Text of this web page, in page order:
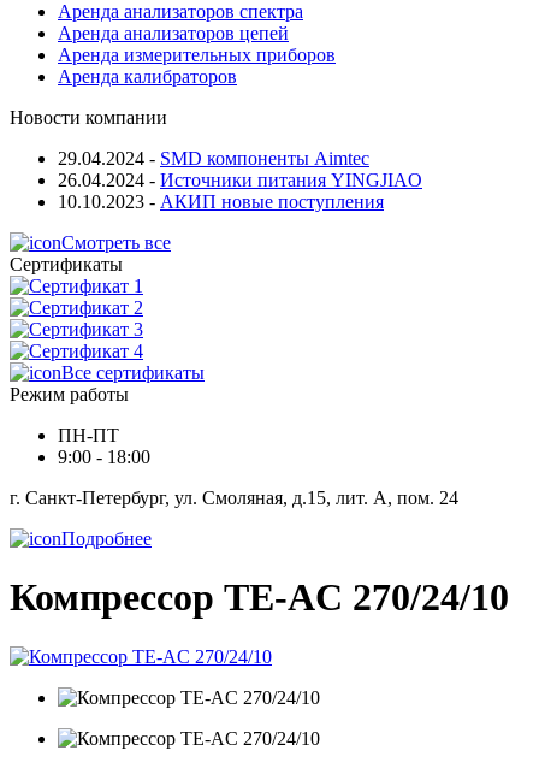
Аренда анализаторов спектра
Аренда анализаторов цепей
Аренда измерительных приборов
Аренда калибраторов
Новости компании
29.04.2024 - SMD компоненты Aimtec
26.04.2024 - Источники питания YINGJIAO
10.10.2023 - АКИП новые поступления
Смотреть все
Сертификаты
Все сертификаты
Режим работы
ПН-ПТ
9:00 - 18:00
г. Санкт-Петербург, ул. Смоляная, д.15, лит. А, пом. 24
Подробнее
Компрессор TE-AC 270/24/10